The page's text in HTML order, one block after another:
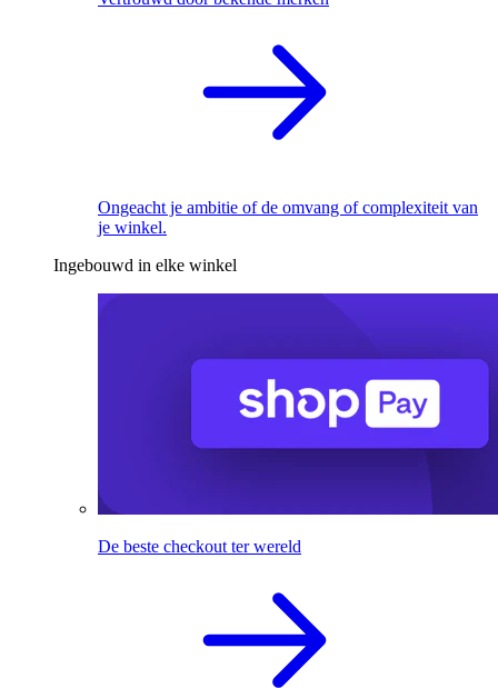
Ongeacht je ambitie of de omvang of complexiteit van
je winkel.
Ingebouwd in elke winkel
De beste checkout ter wereld